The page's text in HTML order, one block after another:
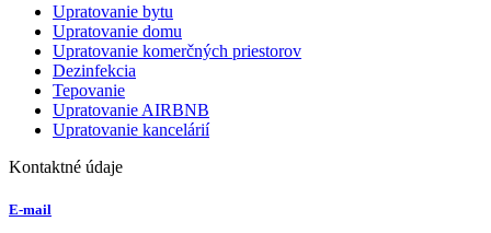
Upratovanie bytu
Upratovanie domu
Upratovanie komerčných priestorov
Dezinfekcia
Tepovanie
Upratovanie AIRBNB
Upratovanie kancelárií
Kontaktné údaje
E-mail